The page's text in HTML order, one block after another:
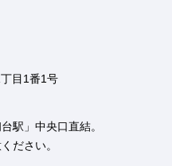
目1番1号
駅」中央口直結。
ださい。